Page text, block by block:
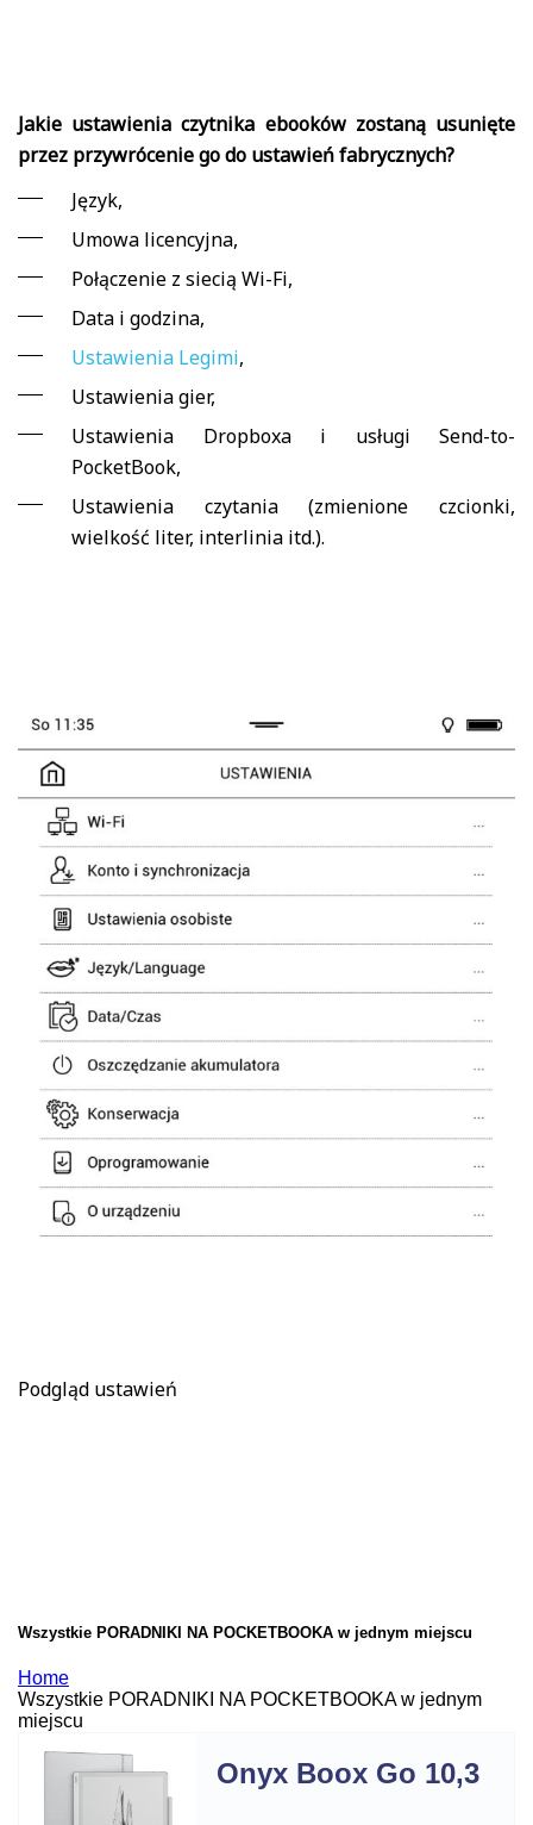
Jakie ustawienia czytnika ebooków zostaną usunięte
przez przywrócenie go do ustawień fabrycznych?
Język,
Umowa licencyjna,
Połączenie z siecią Wi-Fi,
Data i godzina,
Ustawienia Legimi,
Ustawienia gier,
Ustawienia Dropboxa i usługi Send-to-
PocketBook,
Ustawienia czytania (zmienione czcionki,
wielkość liter, interlinia itd.).
Podgląd ustawień